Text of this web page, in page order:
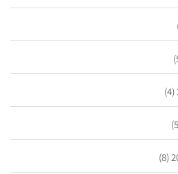
(4)
(8)